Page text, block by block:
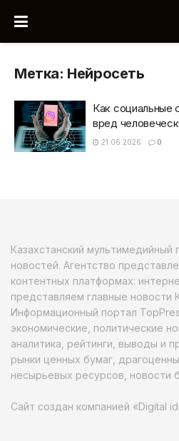
Метка: Нейросеть
Как социальные
вред
21.06.2026 0
Казахстанский мультимедийный
новостей. Агентство
контентных платформах:
представляем главные новости
Информационный портал
экономические, политические
аналитика, рейтинги, выводы и
рынки ценных бумаг,
несырьевых ресурсов, новости
Сайт создан компанией «Digital